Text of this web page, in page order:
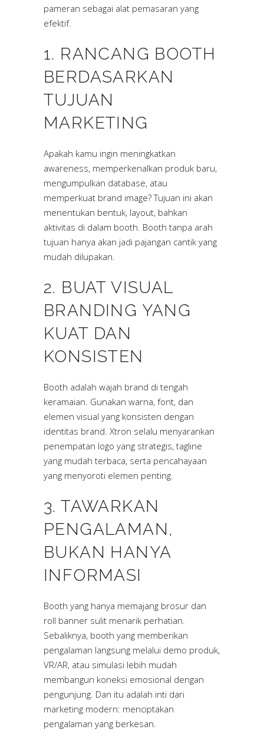
pameran sebagai alat pemasaran yang
efektif.
1. RANCANG BOOTH
BERDASARKAN
TUJUAN
MARKETING
Apakah kamu ingin meningkatkan
awareness, memperkenalkan produk baru,
mengumpulkan database, atau
memperkuat brand image? Tujuan ini akan
menentukan bentuk, layout, bahkan
aktivitas di dalam booth. Booth tanpa arah
tujuan hanya akan jadi pajangan cantik yang
mudah dilupakan.
2. BUAT VISUAL
BRANDING YANG
KUAT DAN
KONSISTEN
Booth adalah wajah brand di tengah
keramaian. Gunakan warna, font, dan
elemen visual yang konsisten dengan
identitas brand. Xtron selalu menyarankan
penempatan logo yang strategis, tagline
yang mudah terbaca, serta pencahayaan
yang menyoroti elemen penting.
3. TAWARKAN
PENGALAMAN,
BUKAN HANYA
INFORMASI
Booth yang hanya memajang brosur dan
roll banner sulit menarik perhatian.
Sebaliknya, booth yang memberikan
pengalaman langsung melalui demo produk,
VR/AR, atau simulasi lebih mudah
membangun koneksi emosional dengan
pengunjung. Dan itu adalah inti dari
marketing modern: menciptakan
pengalaman yang berkesan.